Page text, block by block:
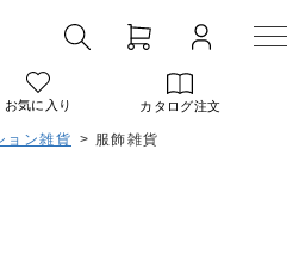
お気に入り カタログ注文
ョン雑貨 > 服飾雑貨